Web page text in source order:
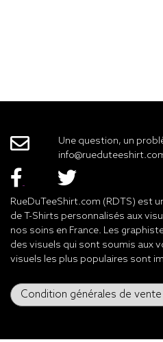
Une question, un
RueDuTeeShirt.com (RDTS) est
de T-Shirts personnalisés aux
nos soins en France. Les
des visuels qui sont soumis aux
visuels les plus populaires sont